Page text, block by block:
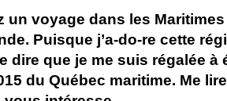
un voyage dans les
Puisque j’a-do-re cette
dire que je me suis régalée à
du Québec maritime. Me